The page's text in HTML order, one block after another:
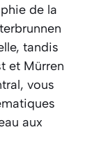
de la
tandis
et Mürren
vous
aux